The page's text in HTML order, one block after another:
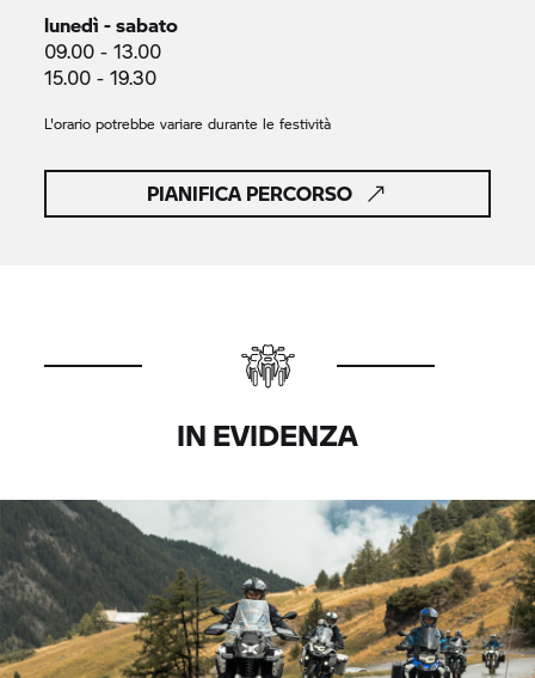
lunedì - sabato
09.00 - 13.00
15.00 - 19.30
L'orario potrebbe variare durante le festività
PIANIFICA PERCORSO
IN EVIDENZA